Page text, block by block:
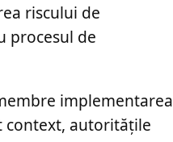
riscului de
procesul de
implementarea
context, autoritățile